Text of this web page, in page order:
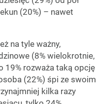
(20%) – nawet
na tyle ważny,
(8% wielokrotnie,
19% rozważa taką opcję
(22%) śpi ze swoim
kilka razy